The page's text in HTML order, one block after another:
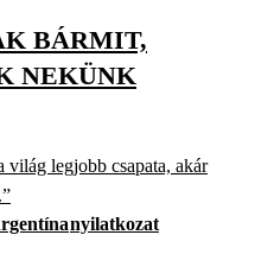
BÁRMIT,
NEKÜNK
legjobb csapata, akár
nyilatkozat